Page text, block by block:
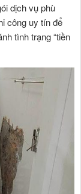
dịch vụ phù
công uy tín để
tình trạng “tiền